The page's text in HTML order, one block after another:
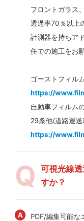
フロントガラス
透過率70％以上
計測器を持ちア
任での施工をお
ゴーストフィル
https://
自動車フィルム
29条他(道路運送
https://
可視光線
すか？
PDF/編集可能な